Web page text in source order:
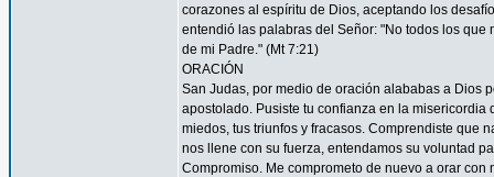
corazones al espíritu de Dios, aceptando los
entendió las palabras del Señor: "No todos los
de mi Padre." (Mt 7:21)
ORACIÓN
San Judas, por medio de oración alababas a Dios
apostolado. Pusiste tu confianza en la
miedos, tus triunfos y fracasos. Comprendiste que
nos llene con su fuerza, entendamos su voluntad
Compromiso. Me comprometo de nuevo a orar